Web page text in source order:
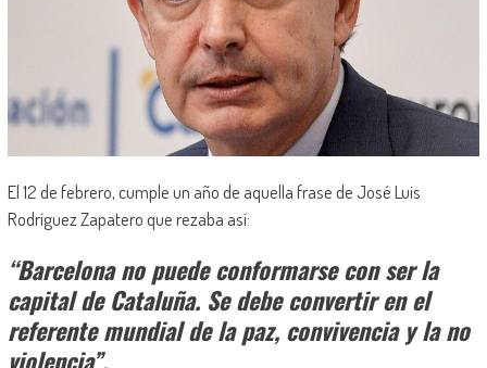
El 12 de febrero, cumple un año de aquella frase de José Luis
Rodríguez Zapatero que rezaba así:
“Barcelona no puede conformarse con ser la
capital de Cataluña. Se debe convertir en el
referente mundial de la paz, convivencia y la no
violencia”.